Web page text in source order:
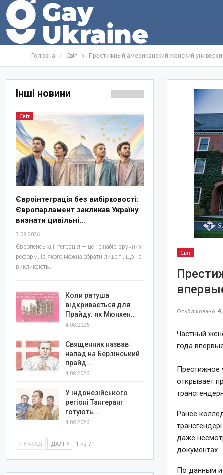
Головна Світ Престижный американский женский
Світ
Опубліковано
Частный
года
Престижное
открывает
Ранее
даже
документах.
По данным
Інші новини
Світ
Євроінтеграція без вибірковості:
Європарламент закликав Україну
визнати цивільні…
3.08.2026
Європейська інтеграція — це не набір зручних
реформ, із якого можна обрати лише ті, що не
викликають…
Коли ратуша
відкривається для
Прайду: як Мюнхен…
4.08.2026
Священник назвав
напад на Берлінський
прайд…
4.08.2026
У індонезійського
регіоні Тангеранг
готують…
4.08.2026
НАЗАД ДАЛІ 1 из 7